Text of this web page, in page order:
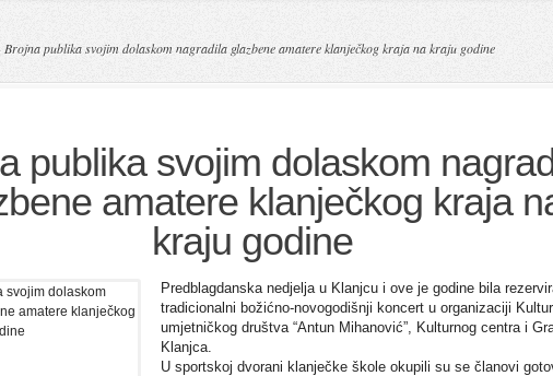
Brojna publika svojim dolaskom nagradila glazbene amatere klanječkog kraja na kraju godine
publika svojim dolaskom
amatere klanječkog kraja
kraju godine
Predblagdanska nedjelja u Klanjcu i ove je godine bila
tradicionalni božićno-novogodišnji koncert u organizaciji
umjetničkog društva “Antun Mihanović”, Kulturnog centra i
Klanjca.
U sportskoj dvorani klanječke škole okupili su se članovi